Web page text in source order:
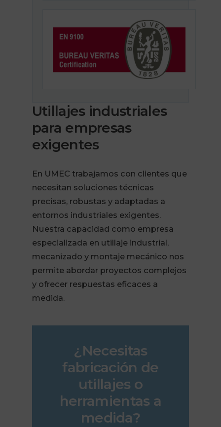
Utillajes industriales
para empresas
exigentes
En UMEC trabajamos con clientes que
necesitan soluciones técnicas
precisas, robustas y adaptadas a
entornos industriales exigentes.
Nuestra capacidad como empresa
especializada en utillaje industrial,
mecanizado y montaje mecánico nos
permite abordar proyectos complejos
y ofrecer respuestas eficaces a
medida.
¿Necesitas
fabricación de
utillajes o
herramientas a
medida?